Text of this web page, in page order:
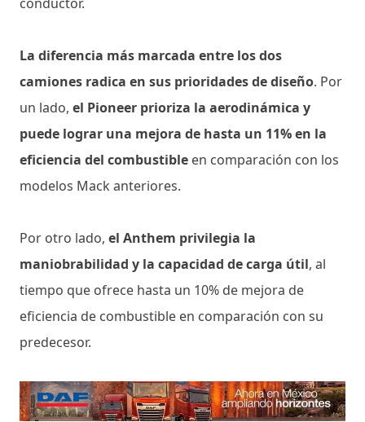
La diferencia más marcada entre los dos
camiones radica en sus prioridades de diseño. Por
un lado, el Pioneer prioriza la aerodinámica y
puede lograr una mejora de hasta un 11% en la
eficiencia del combustible en comparación con los
modelos Mack anteriores.
Por otro lado, el Anthem privilegia la
maniobrabilidad y la capacidad de carga útil, al
tiempo que ofrece hasta un 10% de mejora de
eficiencia de combustible en comparación con su
predecesor.